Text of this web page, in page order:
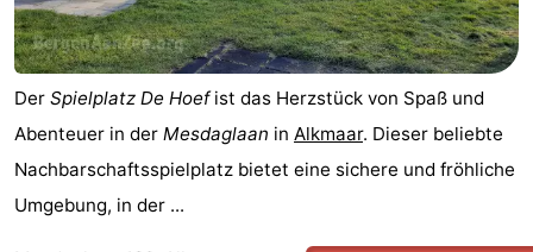
-
Spielplätze
-
Minigolfplätze
Dörfer
&
Natur
Der Spielplatz De Hoefist das Herzstück von Spaß und
Abenteuer in der Mesdaglaan in Alkmaar. Dieser beliebte
Nachbarschaftsspielplatz bietet eine sichere und fröhliche
Umgebung, in der ...